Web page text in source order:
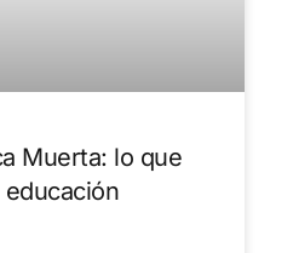
Muerta: lo que
educación